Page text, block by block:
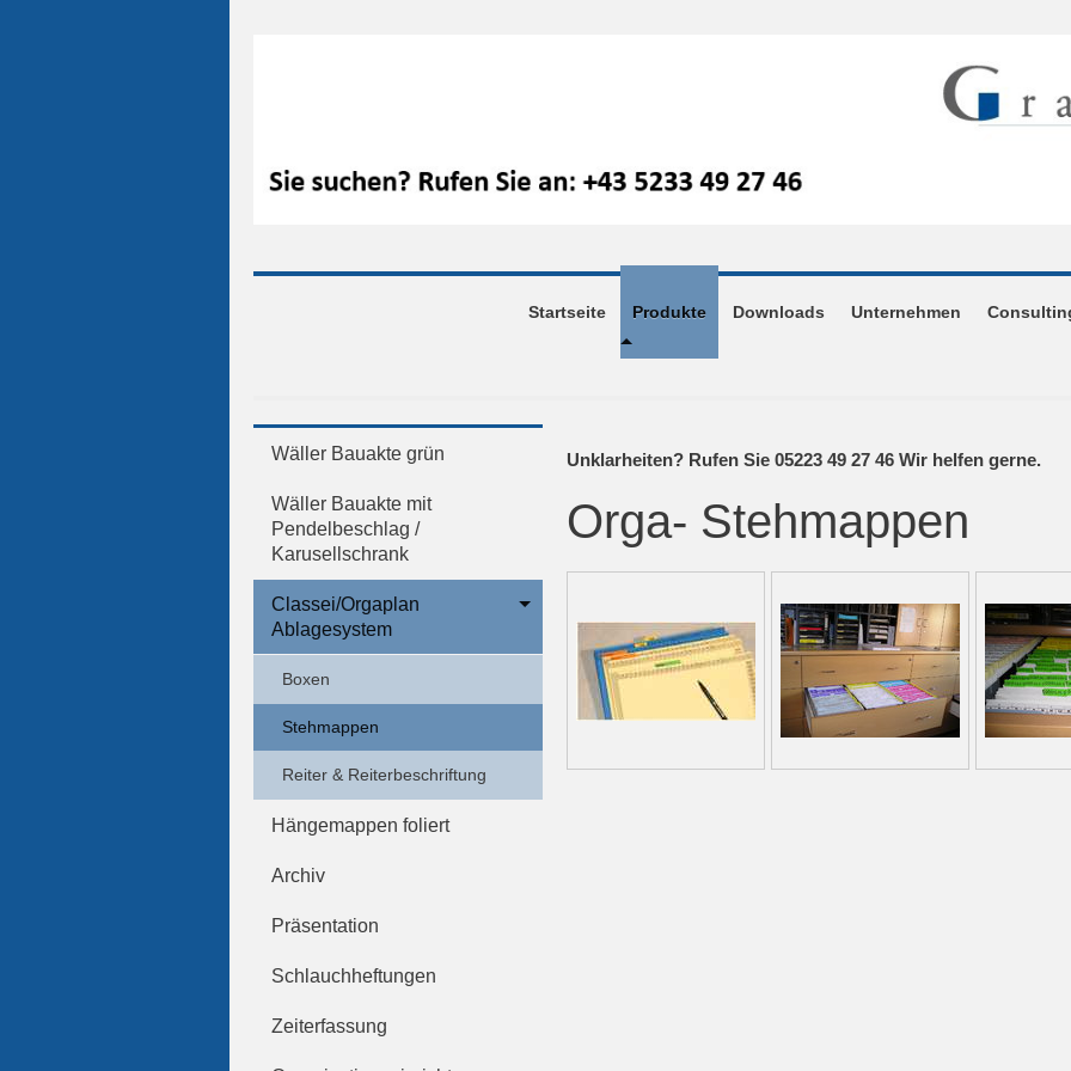
Startseite Produkte Downloads Unternehmen
Unklarheiten? Rufen Sie 05223 49 27 46 Wir helfen gerne.
Orga- Stehmappen
Wäller Bauakte grün
Wäller Bauakte mit
Pendelbeschlag /
Karusellschrank
Classei/Orgaplan
Ablagesystem
Boxen
Stehmappen
Reiter & Reiterbeschriftung
Hängemappen foliert
Archiv
Präsentation
Schlauchheftungen
Zeiterfassung